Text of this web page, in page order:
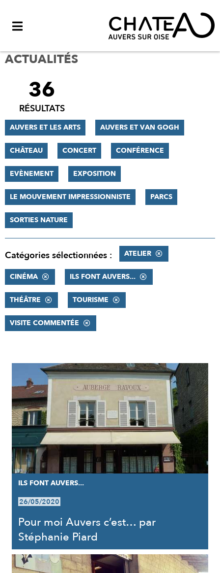
ACTUALITÉS
FILTRER
RÉSULTATS
36
RÉSULTATS
AUVERS ET LES ARTS AUVERS ET VAN GOGH
CHÂTEAU CONCERT CONFÉRENCE
EVÈNEMENT EXPOSITION
LE MOUVEMENT IMPRESSIONNISTE PARCS
SORTIES NATURE
Catégories sélectionnées : ATELIER
CINÉMA ILS FONT AUVERS...
THÉÂTRE TOURISME
VISITE COMMENTÉE
RÉSULTATS
ILS FONT AUVERS...
26/05/2020
Pour moi Auvers c’est… par
Stéphanie Piard